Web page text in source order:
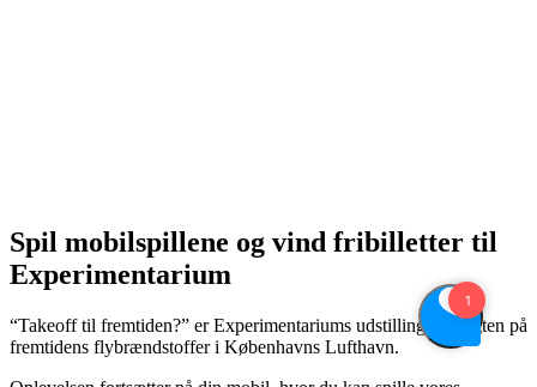
Spil mobilspillene og vind fribilletter til
Experimentarium
“Takeoff til fremtiden?” er Experimentariums udstilling om jagten på
fremtidens flybrændstoffer i Københavns Lufthavn.